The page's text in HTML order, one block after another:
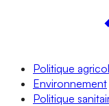
Politique
Environnement
Politique